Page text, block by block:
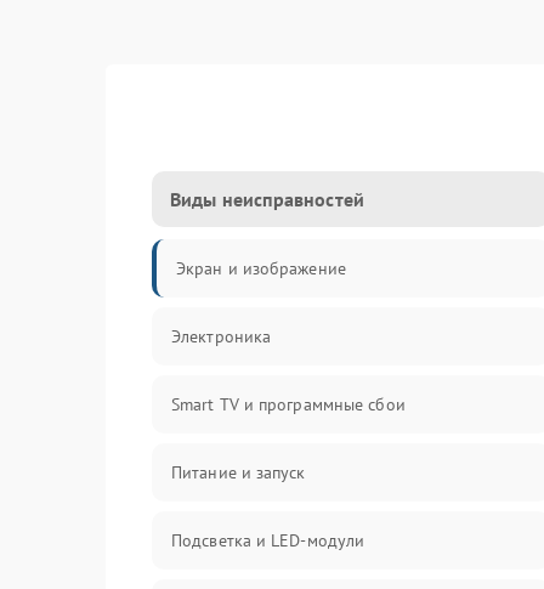
Виды неисправностей
Экран и изображение
Электроника
Smart TV и программные сбои
Питание и запуск
Подсветка и LED-модули